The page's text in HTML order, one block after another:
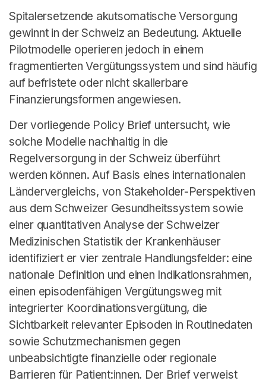
Deutsch
Spitalersetzende akutsomatische Versorgung
gewinnt in der Schweiz an Bedeutung. Aktuelle
Pilotmodelle operieren jedoch in einem
fragmentierten Vergütungssystem und sind häufig
auf befristete oder nicht skalierbare
Finanzierungsformen angewiesen.
Der vorliegende Policy Brief untersucht, wie
solche Modelle nachhaltig in die
Regelversorgung in der Schweiz überführt
werden können. Auf Basis eines internationalen
Ländervergleichs, von Stakeholder-Perspektiven
aus dem Schweizer Gesundheitssystem sowie
einer quantitativen Analyse der Schweizer
Medizinischen Statistik der Krankenhäuser
identifiziert er vier zentrale Handlungsfelder: eine
nationale Definition und einen Indikationsrahmen,
einen episodenfähigen Vergütungsweg mit
integrierter Koordinationsvergütung, die
Sichtbarkeit relevanter Episoden in Routinedaten
sowie Schutzmechanismen gegen
unbeabsichtigte finanzielle oder regionale
Barrieren für Patient:innen. Der Brief verweist